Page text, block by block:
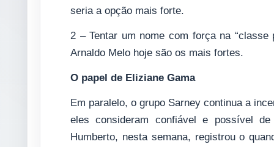
seria a opção mais forte.
2 – Tentar um nome com força na
Arnaldo Melo hoje são os mais fortes.
O papel de Eliziane Gama
Em paralelo, o grupo Sarney continua a
eles consideram confiável e possível
Humberto, nesta semana, registrou o